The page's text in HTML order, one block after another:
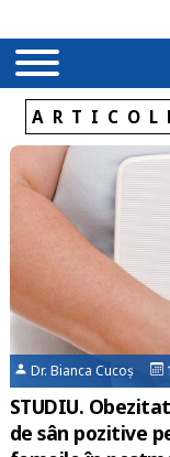
Dr. Bianca Cucoș
STUDIU.
de sân pozitive